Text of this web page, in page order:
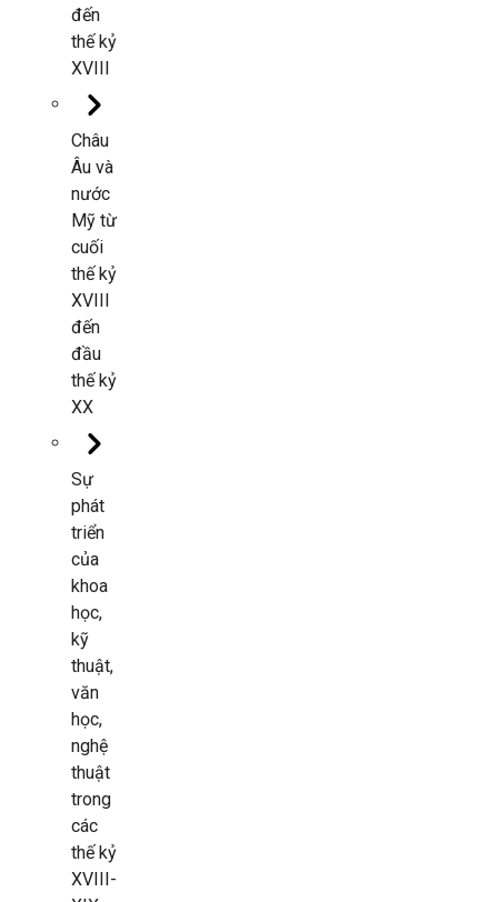
đến
thế kỷ
XVIII
Châu
Âu và
nước
Mỹ từ
cuối
thế kỷ
XVIII
đến
đầu
thế kỷ
XX
Sự
phát
triển
của
khoa
học,
kỹ
thuật,
văn
học,
nghệ
thuật
trong
các
thế kỷ
XVIII-